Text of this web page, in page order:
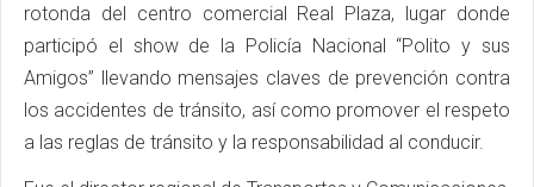
rotonda del centro comercial Real Plaza, lugar donde
participó el show de la Policía Nacional “Polito y sus
Amigos” llevando mensajes claves de prevención contra
los accidentes de tránsito, así como promover el respeto
a las reglas de tránsito y la responsabilidad al conducir.